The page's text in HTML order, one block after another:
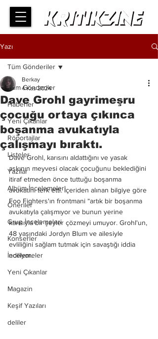
Yazı
Tüm Gönderiler
Haberler
Yeni Çıkanlar
Röportajlar
Listeler
Yazılar
Albüm İncelemeleri
Öneriler
Grup İncelemeleri
Konserler
İncelemeler
Yeni Çıkanlar
Magazin
Keşif Yazıları
deliler
Tüm Gönderiler
Dave Grohl gayrimeşru
çocuğu ortaya çıkınca
boşanma avukatıyla
çalışmayı bıraktı.
Berkay
4 Kas 2024
Dave Grohl, karısını aldattığını ve yasak
aşkının meyvesi olacak çocuğunu beklediğini
itiraf etmeden önce tuttuğu boşanma
avukatını terk etti. İçeriden alınan bilgiye göre
Foo Fighters'ın frontmani “artık bir boşanma
avukatıyla çalışmıyor ve bunun yerine
karısıyla bir şeyler çözmeyi umuyor. Grohl'un,
48 yaşındaki Jordyn Blum ve ailesiyle
evliliğini sağlam tutmak için savaştığı iddia
ediliyor.